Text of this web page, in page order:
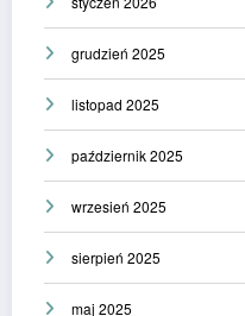
grudzień 2025
listopad 2025
październik 2025
wrzesień 2025
sierpień 2025
maj 2025